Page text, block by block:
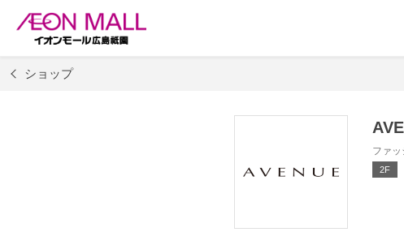
ショップ
ファッ
2F